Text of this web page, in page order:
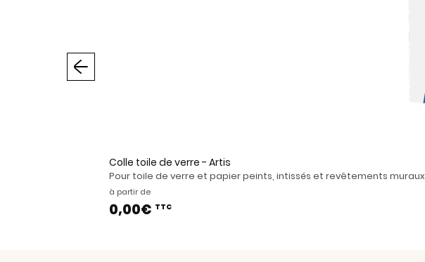
Colle toile de verre - Artis
Pour toile de verre et papier peints, intissés et revêtements muraux
à partir de
0,00€ TTC